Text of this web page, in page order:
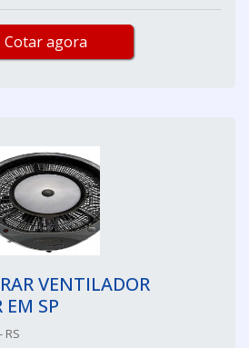
Cotar agora
VENTILADOR
SP
RS